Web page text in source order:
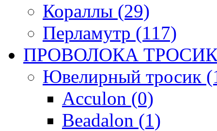
Кораллы (29)
Перламутр (117)
ПРОВОЛОКА
Ювелирный тросик
Acculon (0)
Beadalon (1)